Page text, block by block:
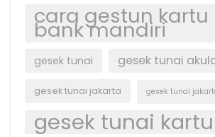
cara gestun kartu
bank mandiri
gesek tunai gesek tunai
gesek tunai jakarta gesek tunai
gesek tunai